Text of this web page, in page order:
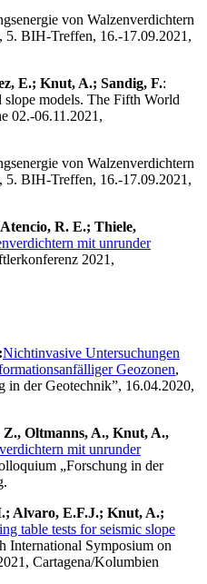
von Walzenverdichtern
5. BIH-Treffen, 16.-17.09.2021,
E.; Knut, A.; Sandig, F.:
slope models. The Fifth World
02.-06.11.2021,
von Walzenverdichtern
5. BIH-Treffen, 16.-17.09.2021,
R. E.; Thiele,
mit unrunder
2021,
Nichtinvasive Untersuchungen
Geozonen,
der Geotechnik”, 16.04.2020,
Z., Oltmanns, A., Knut, A.,
mit unrunder
„Forschung in der
Alvaro, E.F.J.; Knut, A.;
table tests for seismic slope
International Symposium on
Cartagena/Kolumbien